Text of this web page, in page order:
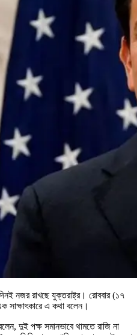
নজর রাখছে যুক্তরাষ্ট্র। রোববার (১৭
সাক্ষাৎকারে এ কথা বলেন।
দুই পক্ষ সমানভাবে থামতে রাজি না